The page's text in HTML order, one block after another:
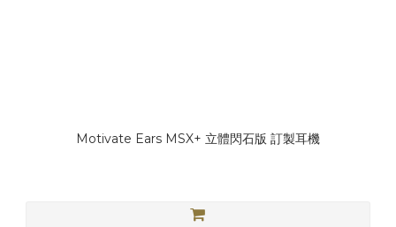
Motivate Ears MSX+ 立體閃石版 訂製耳機